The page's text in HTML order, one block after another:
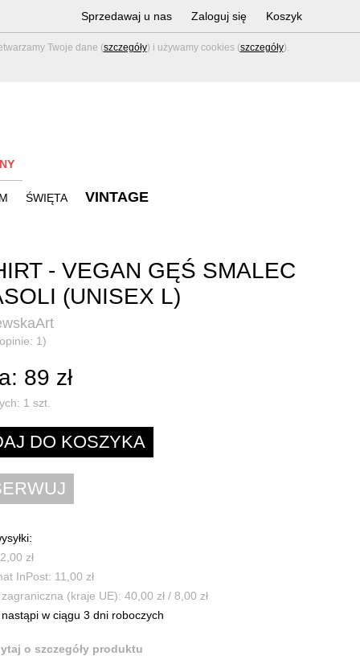
Twoje dane (szczegóły) i używamy cookies (szczegóły).
Sprzedawaj u nas Zaloguj się Koszyk
ŚWIĘTA VINTAGE
- VEGAN GĘŚ SMALEC
(UNISEX L)
1)
89 zł
1 szt.
zł
InPost: 11,00 zł
zagraniczna (kraje UE): 40,00 zł / 8,00 zł
nastąpi w ciągu 3 dni roboczych
o szczegóły produktu